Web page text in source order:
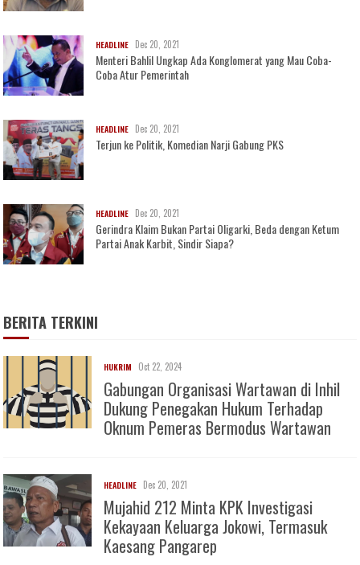
HEADLINE Dec 20, 2021
Menteri Bahlil Ungkap Ada Konglomerat yang Mau Coba-
Coba Atur Pemerintah
HEADLINE Dec 20, 2021
Terjun ke Politik, Komedian Narji Gabung PKS
HEADLINE Dec 20, 2021
Gerindra Klaim Bukan Partai Oligarki, Beda dengan Ketum
Partai Anak Karbit, Sindir Siapa?
BERITA TERKINI
HUKRIM Oct 22, 2024
Gabungan Organisasi Wartawan di Inhil
Dukung Penegakan Hukum Terhadap
Oknum Pemeras Bermodus Wartawan
HEADLINE Dec 20, 2021
Mujahid 212 Minta KPK Investigasi
Kekayaan Keluarga Jokowi, Termasuk
Kaesang Pangarep